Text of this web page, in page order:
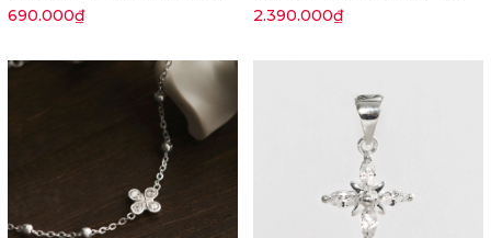
Star Stone - VCB17
690.000₫
Leaf Clover - VGB12
2.390.000₫